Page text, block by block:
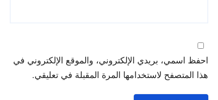
احفظ اسمي، بريدي الإلكتروني، والموقع الإلكتروني في
هذا المتصفح لاستخدامها المرة المقبلة في تعليقي.